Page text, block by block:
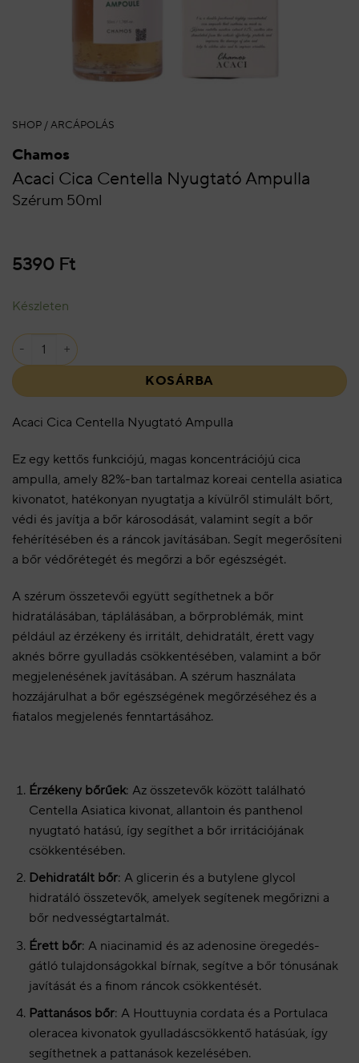
SHOP /ARCÁPOLÁS
Chamos
Acaci Cica Centella Nyugtató Ampulla
Szérum 50ml
5390 Ft
Készleten
Acaci Cica Centella Nyugtató Ampulla mennyiség
KOSÁRBA
Acaci Cica Centella Nyugtató Ampulla
Ez egy kettős funkciójú, magas koncentrációjú cica
ampulla, amely 82%-ban tartalmaz koreai centella asiatica
kivonatot, hatékonyan nyugtatja a kívülről stimulált bőrt,
védi és javítja a bőr károsodását, valamint segít a bőr
fehérítésében és a ráncok javításában. Segít megerősíteni
a bőr védőrétegét és megőrzi a bőr egészségét.
A szérum összetevői együtt segíthetnek a bőr
hidratálásában, táplálásában, a bőrproblémák, mint
például az érzékeny és irritált, dehidratált, érett vagy
aknés bőrre gyulladás csökkentésében, valamint a bőr
megjelenésének javításában. A szérum használata
hozzájárulhat a bőr egészségének megőrzéséhez és a
fiatalos megjelenés fenntartásához.
Érzékeny bőrűek: Az összetevők között található
Centella Asiatica kivonat, allantoin és panthenol
nyugtató hatású, így segíthet a bőr irritációjának
csökkentésében.
Dehidratált bőr: A glicerin és a butylene glycol
hidratáló összetevők, amelyek segítenek megőrizni a
bőr nedvességtartalmát.
Érett bőr: A niacinamid és az adenosine öregedés-
gátló tulajdonságokkal bírnak, segítve a bőr tónusának
javítását és a finom ráncok csökkentését.
Pattanásos bőr: A Houttuynia cordata és a Portulaca
oleracea kivonatok gyulladáscsökkentő hatásúak, így
segíthetnek a pattanások kezelésében.